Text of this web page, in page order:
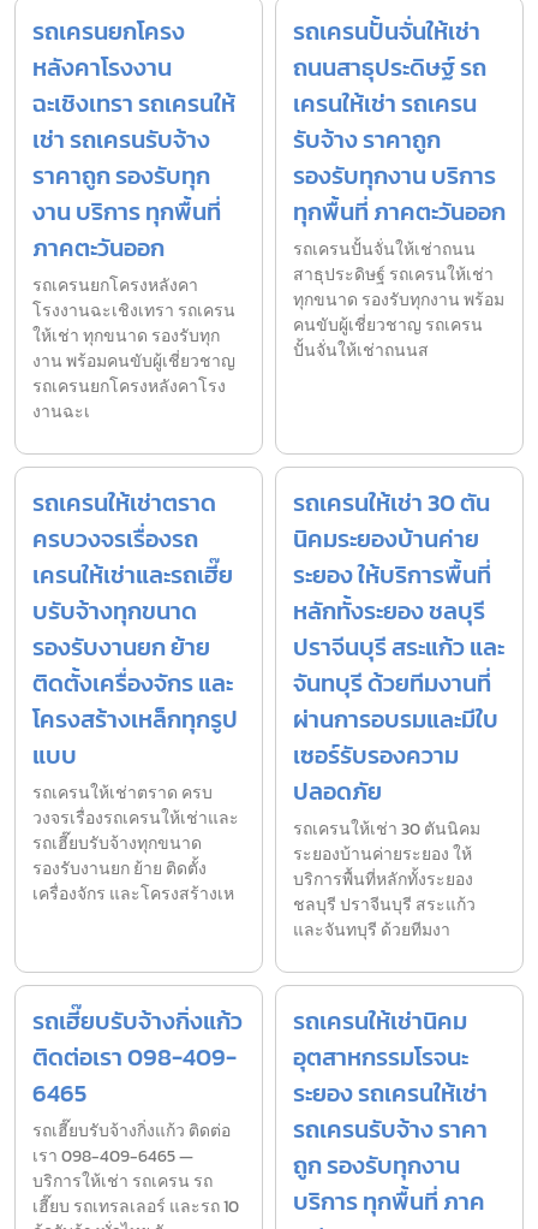
รถเครนยกโครง
หลังคาโรงงาน
ฉะเชิงเทรา รถเครนให้
เช่า รถเครนรับจ้าง
ราคาถูก รองรับทุก
งาน บริการ ทุกพื้นที่
ภาคตะวันออก
รถเครนยกโครงหลังคา
โรงงานฉะเชิงเทรา รถเครน
ให้เช่า ทุกขนาด รองรับทุก
งาน พร้อมคนขับผู้เชี่ยวชาญ
รถเครนยกโครงหลังคาโรง
งานฉะเ
รถเครนปั้นจั่นให้เช่า
ถนนสาธุประดิษฐ์ รถ
เครนให้เช่า รถเครน
รับจ้าง ราคาถูก
รองรับทุกงาน บริการ
ทุกพื้นที่ ภาคตะวันออก
รถเครนปั้นจั่นให้เช่าถนน
สาธุประดิษฐ์ รถเครนให้เช่า
ทุกขนาด รองรับทุกงาน พร้อม
คนขับผู้เชี่ยวชาญ รถเครน
ปั้นจั่นให้เช่าถนนส
รถเครนให้เช่าตราด
ครบวงจรเรื่องรถ
เครนให้เช่าและรถเฮี๊ย
บรับจ้างทุกขนาด
รองรับงานยก ย้าย
ติดตั้งเครื่องจักร และ
โครงสร้างเหล็กทุกรูป
แบบ
รถเครนให้เช่าตราด ครบ
วงจรเรื่องรถเครนให้เช่าและ
รถเฮี๊ยบรับจ้างทุกขนาด
รองรับงานยก ย้าย ติดตั้ง
เครื่องจักร และโครงสร้างเห
รถเครนให้เช่า 30 ตัน
นิคมระยองบ้านค่าย
ระยอง ให้บริการพื้นที่
หลักทั้งระยอง ชลบุรี
ปราจีนบุรี สระแก้ว และ
จันทบุรี ด้วยทีมงานที่
ผ่านการอบรมและมีใบ
เซอร์รับรองความ
ปลอดภัย
รถเครนให้เช่า 30 ตันนิคม
ระยองบ้านค่ายระยอง ให้
บริการพื้นที่หลักทั้งระยอง
ชลบุรี ปราจีนบุรี สระแก้ว
และจันทบุรี ด้วยทีมงา
รถเฮี๊ยบรับจ้างกิ่งแก้ว
ติดต่อเรา 098-409-
6465
รถเฮี๊ยบรับจ้างกิ่งแก้ว ติดต่อ
เรา 098-409-6465 —
บริการให้เช่า รถเครน รถ
เฮี๊ยบ รถเทรลเลอร์ และรถ 10
รถเครนให้เช่านิคม
อุตสาหกรรมโรจนะ
ระยอง รถเครนให้เช่า
รถเครนรับจ้าง ราคา
ถูก รองรับทุกงาน
บริการ ทุกพื้นที่ ภาค